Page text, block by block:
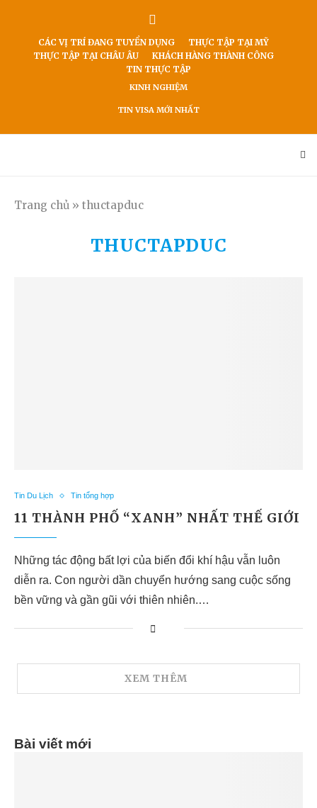
CÁC VỊ TRÍ ĐANG TUYỂN DỤNG
THỰC TẬP TẠI MỸ
THỰC TẬP TẠI CHÂU ÂU
KHÁCH HÀNG THÀNH CÔNG
TIN THỰC TẬP
KINH NGHIỆM
TIN VISA MỚI NHẤT
Trang chủ » thuctapduc
THUCTAPDUC
Tin Du Lịch Tin tổng hợp
11 THÀNH PHỐ “XANH” NHẤT THẾ GIỚI
Những tác động bất lợi của biến đổi khí hậu vẫn luôn
diễn ra. Con người dần chuyển hướng sang cuộc sống
bền vững và gần gũi với thiên nhiên.…
XEM THÊM
Bài viết mới